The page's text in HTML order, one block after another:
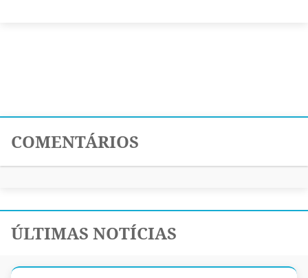
COMENTÁRIOS
ÚLTIMAS NOTÍCIAS